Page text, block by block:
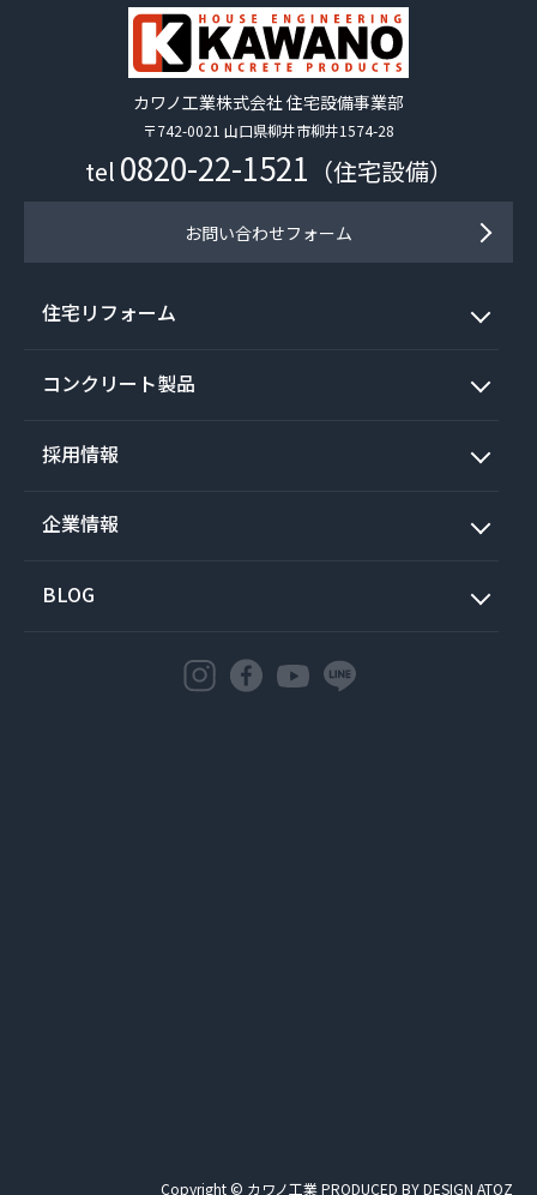
カワノ工業株式会社 住宅設備事業部
〒742-0021 山口県柳井市柳井1574-28
tel 0820-22-1521 （住宅設備）
お問い合わせフォーム
住宅リフォーム
コンクリート製品
採用情報
企業情報
BLOG
Copyright © カワノ工業 PRODUCED BYDESIGN ATOZ